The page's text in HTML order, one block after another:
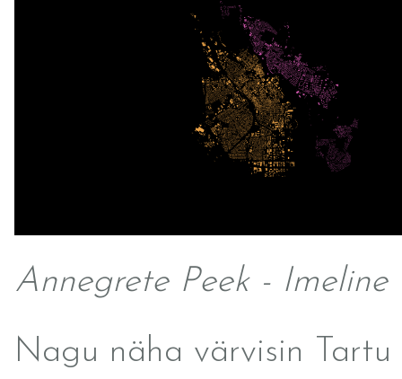
Annegrete Peek - Imeline
Nagu näha värvisin Tartu